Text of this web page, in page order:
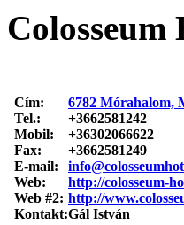
Cím:
6782 Mórahalom,
Tel.:
+3662581242
Mobil:
+36302066622
Fax:
+3662581249
E-mail:
Web:
http://colosseum-
Web #2: http://
Kontakt:Gál István